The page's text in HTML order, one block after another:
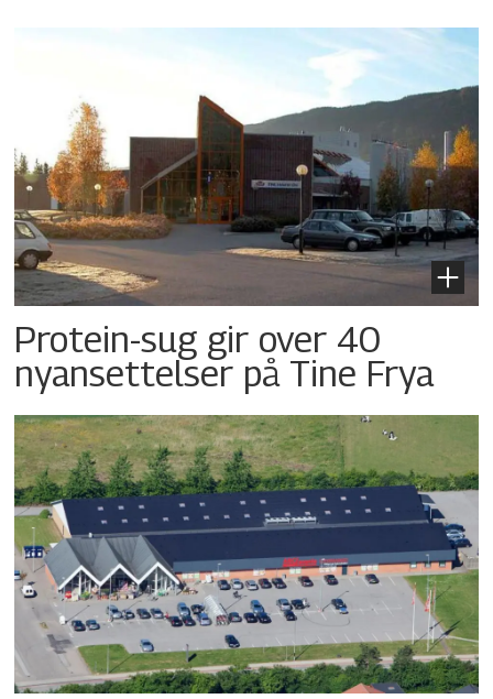
Protein-sug gir over 40
nyansettelser på Tine Frya